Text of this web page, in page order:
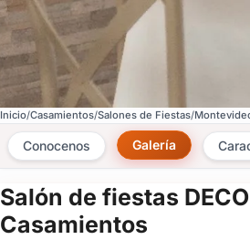
Inicio Casamientos Salones de Fiestas
Conocenos Galería
Salón de fiestas
Casamientos